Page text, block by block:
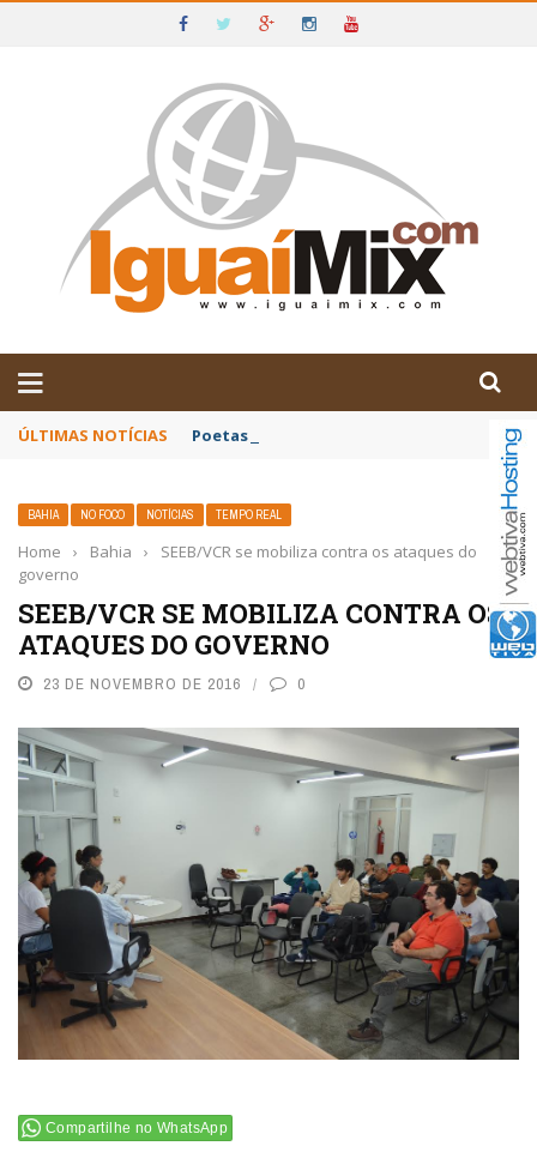
IGUAÍ E SUDOESTE DA BAHIA
ÚLTIMAS NOTÍCIAS Poetas baianos representam o Brasil no
BAHIA NO FOCO NOTÍCIAS TEMPO REAL
Home › Bahia ›
SEEB/VCR se mobiliza contra os ataques do
governo
SEEB/VCR SE MOBILIZA CONTRA OS
ATAQUES DO GOVERNO
23 DE NOVEMBRO DE 2016 0
Compartilhe no WhatsApp